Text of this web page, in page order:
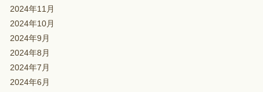
2024年11月
2024年10月
2024年9月
2024年8月
2024年7月
2024年6月